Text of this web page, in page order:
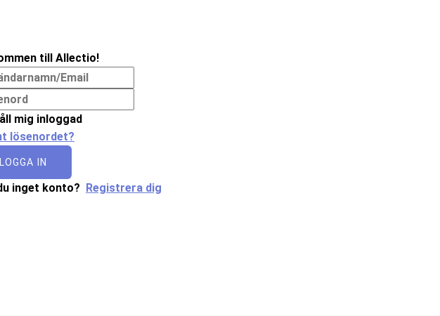
till Allectio!
mig inloggad
lösenordet?
LOGGA IN
inget konto? Registrera dig